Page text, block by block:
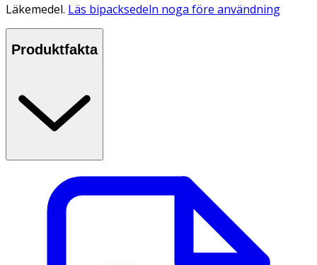
Läkemedel. Läs bipacksedeln noga före användning
Produktfakta